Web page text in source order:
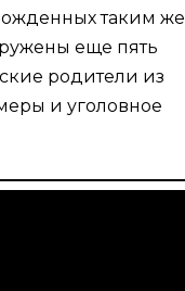
таким же
еще пять
родители из
и уголовное